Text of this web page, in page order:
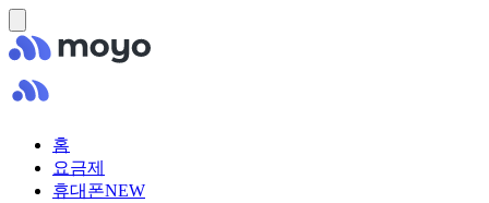
홈
요금제
휴대폰NEW